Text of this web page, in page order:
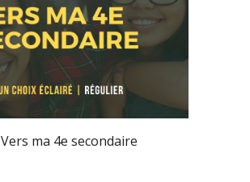
Vers ma 4e secondaire